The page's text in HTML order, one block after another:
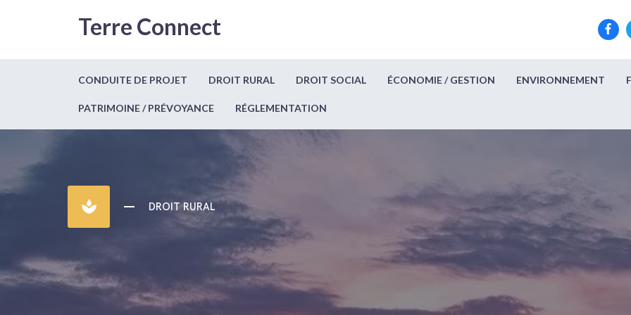
Terre Connect
CONDUITE DE PROJET DROIT RURAL DROIT SOCIAL ÉCONOMIE / GESTION ENVIRONNEMENT
PATRIMOINE / PRÉVOYANCE RÉGLEMENTATION
spa DROIT RURAL